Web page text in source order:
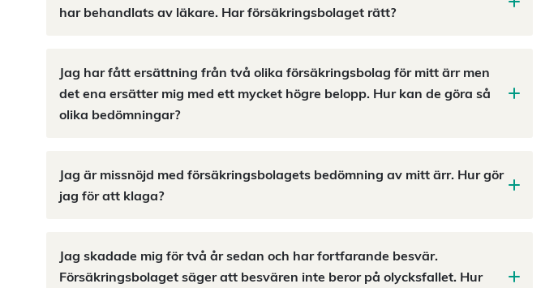
har behandlats av läkare. Har försäkringsbolaget rätt?
Jag har fått ersättning från två olika försäkringsbolag för mitt ärr men
det ena ersätter mig med ett mycket högre belopp. Hur kan de göra så
olika bedömningar?
Jag är missnöjd med försäkringsbolagets bedömning av mitt ärr. Hur gör
jag för att klaga?
Jag skadade mig för två år sedan och har fortfarande besvär.
Försäkringsbolaget säger att besvären inte beror på olycksfallet. Hur